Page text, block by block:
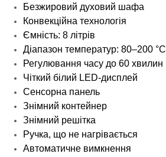
Безжировий духовий шафа
Конвекційна технологія
Ємність: 8 літрів
Діапазон температур: 80–200 °C
Регулювання часу до 60 хвилин
Чіткий білий LED-дисплей
Сенсорна панель
Знімний контейнер
Знімний решітка
Ручка, що не нагрівається
Автоматичне вимкнення